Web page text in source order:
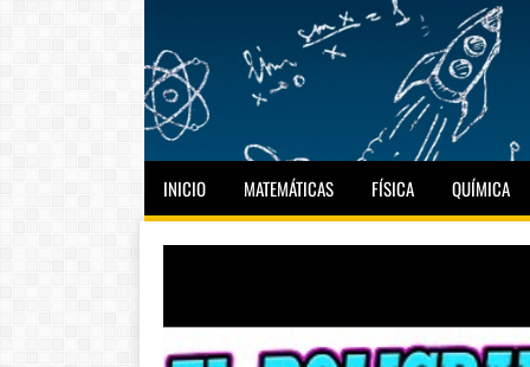
INICIO MATEMÁTICAS FÍSICA QUÍMICA